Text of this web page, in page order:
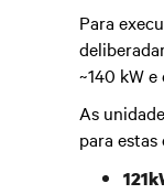
Para
~140 kW
As
para